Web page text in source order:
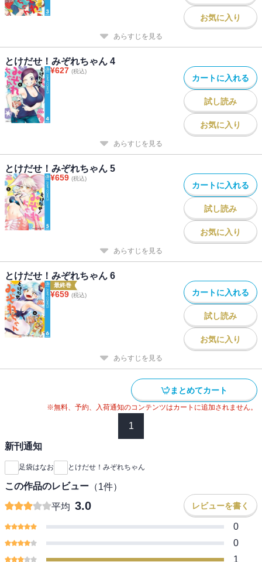
お気に入り
あらすじを見る
とけだせ！みぞれちゃん 4
¥627 (税込)
カートに入れる
試し読み
お気に入り
あらすじを見る
とけだせ！みぞれちゃん 5
¥659 (税込)
カートに入れる
試し読み
お気に入り
あらすじを見る
とけだせ！みぞれちゃん 6
最終巻
¥659 (税込) カートに入れる
試し読み
お気に入り
あらすじを見る
まとめてカート
※無料、予約、入荷通知のコンテンツはカートに追加されません。
1
新刊通知
足袋はなお とけだせ！みぞれちゃん
この作品のレビュー （1件）
平均 3.0 レビューを書く
0
0
1